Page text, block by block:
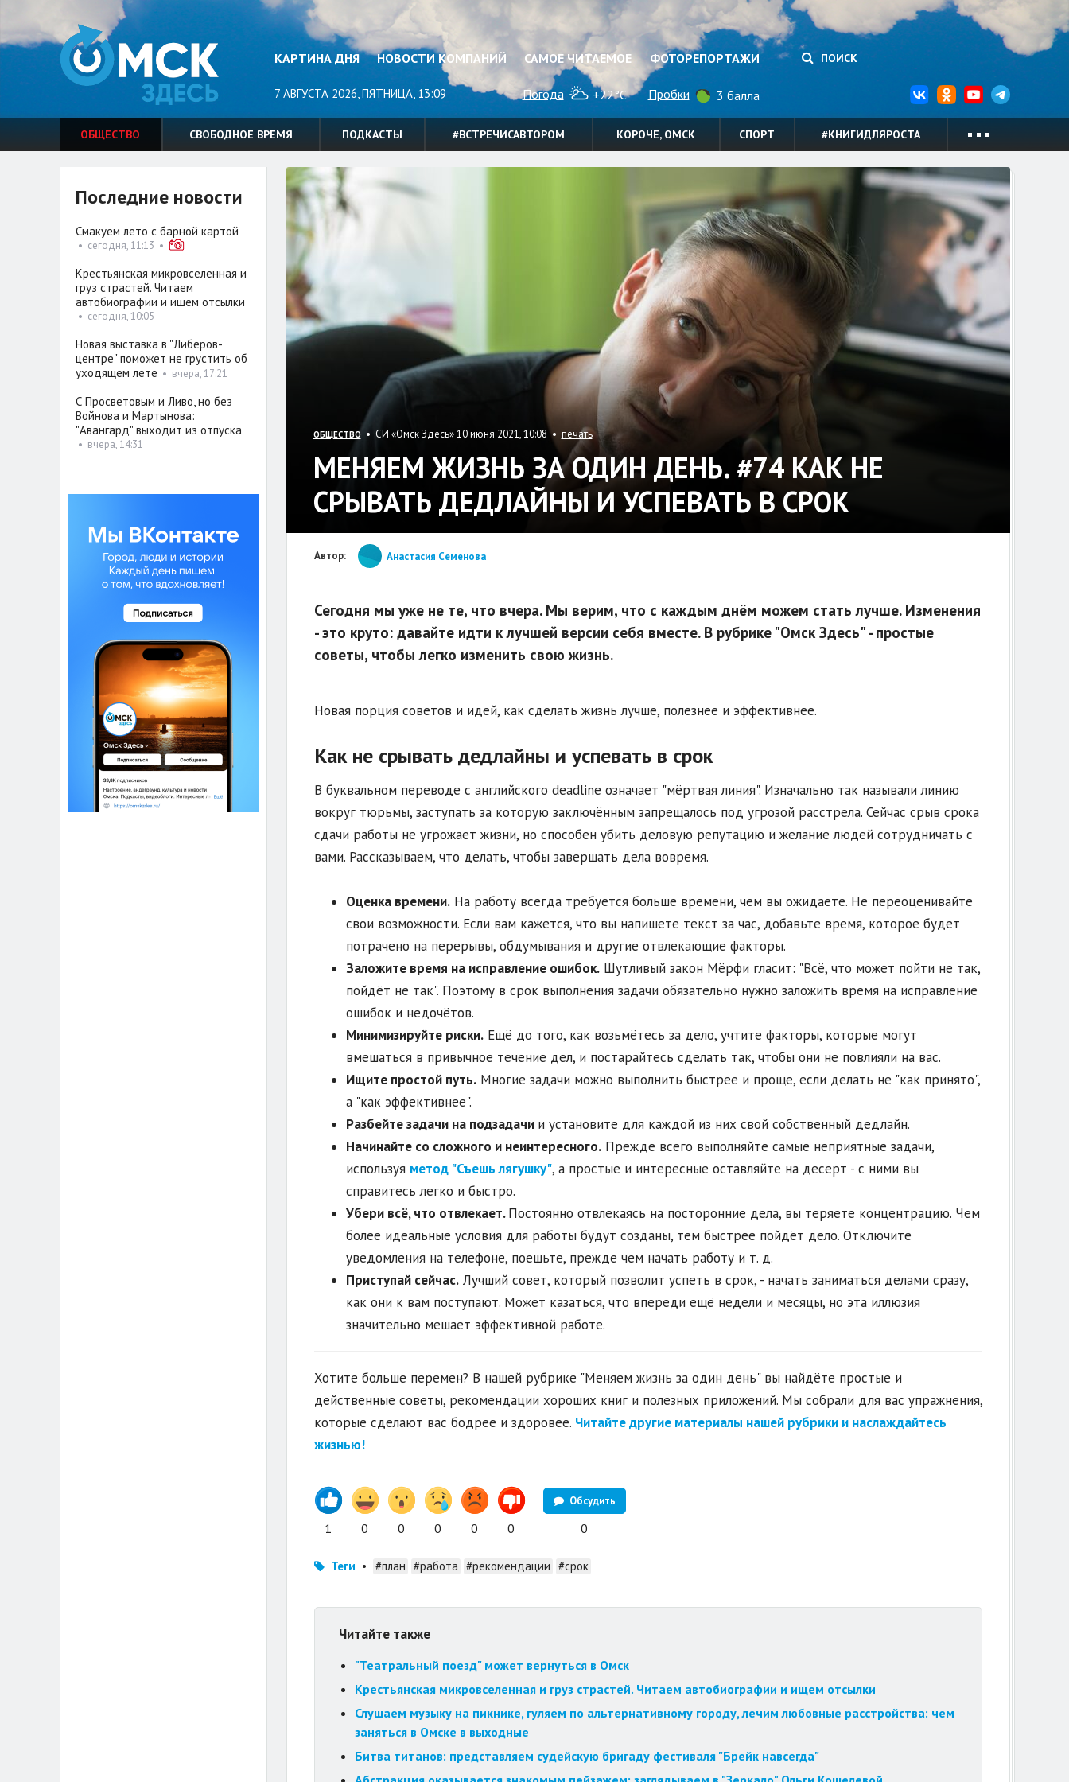
КАРТИНА ДНЯ НОВОСТИ КОМПАНИЙ САМОЕ ЧИТАЕМОЕ ФОТОРЕПОРТАЖИ ПОИСК
7 АВГУСТА 2026, ПЯТНИЦА, 13:09 Погода +22°C Пробки 3 балла
ОБЩЕСТВО СВОБОДНОЕ ВРЕМЯ ПОДКАСТЫ #ВСТРЕЧИСАВТОРОМ КОРОЧЕ, ОМСК СПОРТ #КНИГИДЛЯРОСТА
ОБЩЕСТВО• СИ «Омск Здесь» 10 июня 2021, 10:08 • печать
МЕНЯЕМ ЖИЗНЬ ЗА ОДИН ДЕНЬ. #74 КАК НЕ
СРЫВАТЬ ДЕДЛАЙНЫ И УСПЕВАТЬ В СРОК
Автор: Анастасия Семенова
Сегодня мы уже не те, что вчера. Мы верим, что с каждым днём можем стать лучше. Изменения
- это круто: давайте идти к лучшей версии себя вместе. В рубрике "Омск Здесь" - простые
советы, чтобы легко изменить свою жизнь.
Новая порция советов и идей, как сделать жизнь лучше, полезнее и эффективнее.
Как не срывать дедлайны и успевать в срок
В буквальном переводе с английского deadline означает "мёртвая линия". Изначально так называли линию
вокруг тюрьмы, заступать за которую заключённым запрещалось под угрозой расстрела. Сейчас срыв срока
сдачи работы не угрожает жизни, но способен убить деловую репутацию и желание людей сотрудничать с
вами. Рассказываем, что делать, чтобы завершать дела вовремя.
Оценка времени.На работу всегда требуется больше времени, чем вы ожидаете. Не переоценивайте
свои возможности. Если вам кажется, что вы напишете текст за час, добавьте время, которое будет
потрачено на перерывы, обдумывания и другие отвлекающие факторы.
Заложите время на исправление ошибок.Шутливый закон Мёрфи гласит: "Всё, что может пойти не так,
пойдёт не так". Поэтому в срок выполнения задачи обязательно нужно заложить время на исправление
ошибок и недочётов.
Минимизируйте риски.Ещё до того, как возьмётесь за дело, учтите факторы, которые могут
вмешаться в привычное течение дел, и постарайтесь сделать так, чтобы они не повлияли на вас.
Ищите простой путь.Многие задачи можно выполнить быстрее и проще, если делать не "как принято",
а "как эффективнее".
Разбейте задачи на подзадачи и установите для каждой из них свой собственный дедлайн.
Начинайте со сложного и неинтересного.Прежде всего выполняйте самые неприятные задачи,
используя метод "Съешь лягушку", а простые и интересные оставляйте на десерт - с ними вы
справитесь легко и быстро.
Убери всё, что отвлекает.Постоянно отвлекаясь на посторонние дела, вы теряете концентрацию. Чем
более идеальные условия для работы будут созданы, тем быстрее пойдёт дело. Отключите
уведомления на телефоне, поешьте, прежде чем начать работу и т. д.
Приступай сейчас.Лучший совет, который позволит успеть в срок, - начать заниматься делами сразу,
как они к вам поступают. Может казаться, что впереди ещё недели и месяцы, но эта иллюзия
значительно мешает эффективной работе.
Хотите больше перемен? В нашей рубрике "Меняем жизнь за один день" вы найдёте простые и
действенные советы, рекомендации хороших книг и полезных приложений. Мы собрали для вас упражнения,
которые сделают вас бодрее и здоровее. Читайте другие материалы нашей рубрики и наслаждайтесь
жизнью!
1 0 0 0 0 0
Обсудить
0
Теги • #план #работа #рекомендации #срок
Читайте также
"Театральный поезд" может вернуться в Омск
Крестьянская микровселенная и груз страстей. Читаем автобиографии и ищем отсылки
Слушаем музыку на пикнике, гуляем по альтернативному городу, лечим любовные расстройства: чем
заняться в Омске в выходные
Битва титанов: представляем судейскую бригаду фестиваля "Брейк навсегда"
Последние новости
Смакуем лето с барной картой
• сегодня, 11:13 •
Крестьянская микровселенная и
груз страстей. Читаем
автобиографии и ищем отсылки
• сегодня, 10:05
Новая выставка в "Либеров-
центре" поможет не грустить об
уходящем лете • вчера, 17:21
С Просветовым и Ливо, но без
Войнова и Мартынова:
"Авангард" выходит из отпуска
• вчера, 14:31